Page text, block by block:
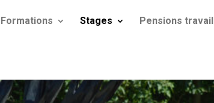
Formations Stages Pensions travail